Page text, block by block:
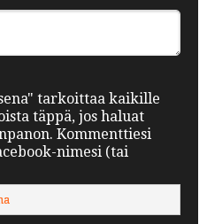
tarkoittaa kaikille
täppä, jos haluat
Kommenttiesi
nimesi (tai